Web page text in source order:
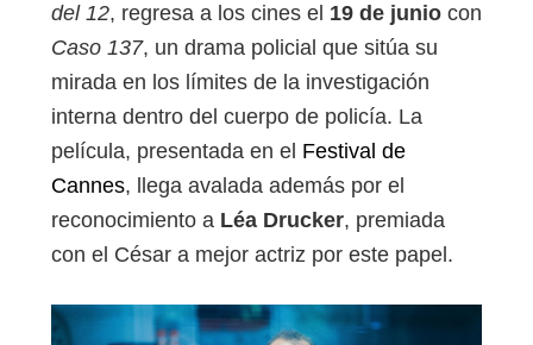
del 12, regresa a los cines el 19 de junio con
Caso 137, un drama policial que sitúa su
mirada en los límites de la investigación
interna dentro del cuerpo de policía. La
película, presentada en el Festival de
Cannes, llega avalada además por el
reconocimiento a Léa Drucker, premiada
con el César a mejor actriz por este papel.